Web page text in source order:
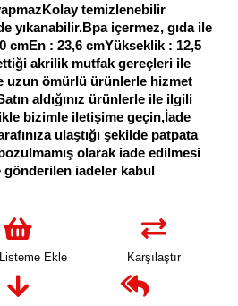
yapmazKolay temizlenebilir
içermez, gıda ile
cmEn : 23,6 cmYükseklik : 12,5
akrilik mutfak gereçleri ile
uzun ömürlü ürünlerle hizmet
aldığınız ürünlerle ile ilgili
bizimle iletişime geçin,İade
ulaştığı şekilde patpata
olarak iade edilmesi
iadeler kabul
Ekle Karşılaştır